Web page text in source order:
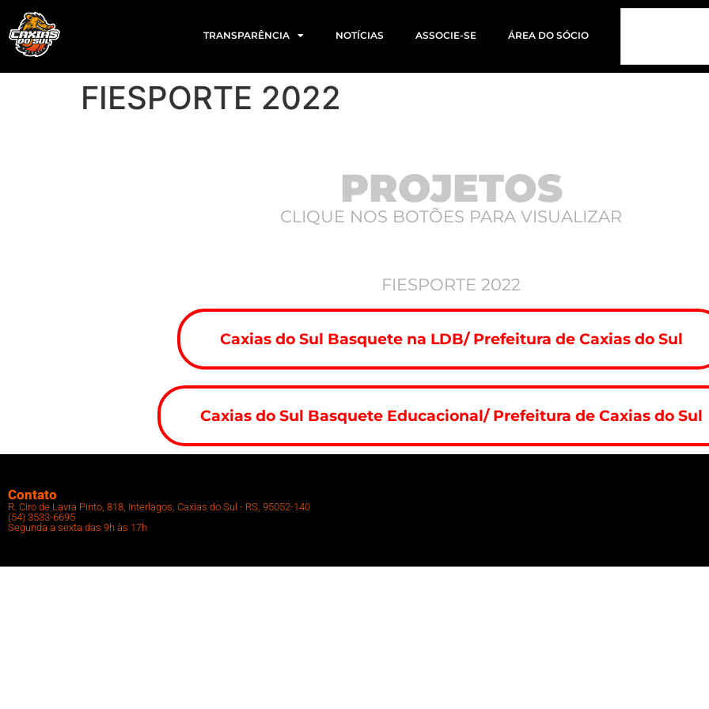
TRANSPARÊNCIA NOTÍCIAS ASSOCIE-SE ÁREA DO SÓCIO
FIESPORTE 2022
PROJETOS
CLIQUE NOS BOTÕES PARA VISUALIZAR
FIESPORTE 2022
Caxias do Sul Basquete na LDB/ Prefeitura de Caxias do Sul
Caxias do Sul Basquete Educacional/ Prefeitura de Caxias do Sul
Contato
R. Ciro de Lavra Pinto, 818, Interlagos, Caxias do Sul - RS, 95052-140
(54) 3533-6695
Segunda a sexta das 9h às 17h